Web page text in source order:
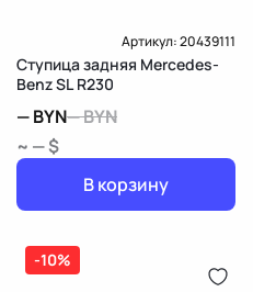
Артикул:20439111
Ступица задняя Mercedes-
Benz SL R230
—BYN—BYN
~ — $
В корзину
-10%